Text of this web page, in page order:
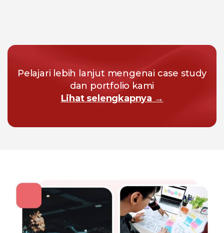
Pelajari lebih lanjut mengenai case study
dan portfolio kami
Lihat selengkapnya →